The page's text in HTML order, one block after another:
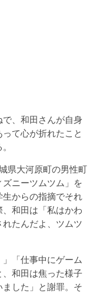
、和田さんが自身
て心が折れたこと
県大河原町の男性町
ニーツムツム」を
からの指摘でそれ
和田は「私はかわ
たんだよ、ツムツ
「仕事中にゲーム
、和田は焦った様子
した」と謝罪。そ